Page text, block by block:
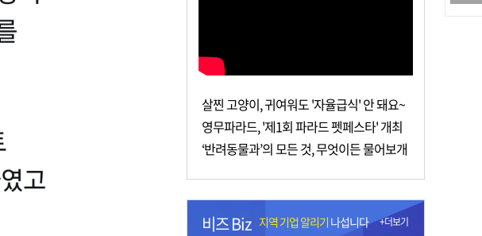
살찐 고양이, 귀여워도 '자율급식' 안 돼요~
영무파라드, '제1회 파라드 펫페스타' 개최
‘반려동물과’의 모든 것, 무엇이든 물어보개
비즈 Biz 지역 기업 알리기 나섭니다 +더보기